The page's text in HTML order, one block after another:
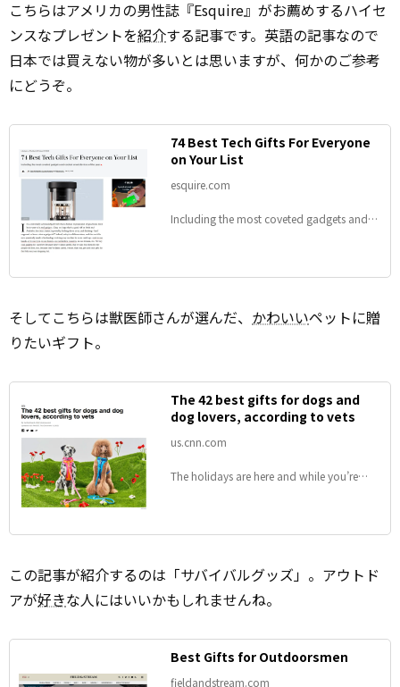
こちらはアメリカの男性誌『Esquire』がお薦めするハイセ
ンスなプレゼントを紹介する記事です。英語の記事なので
日本では買えない物が多いとは思いますが、何かのご参考
にどうぞ。
74 Best Tech Gifts For Everyone
on Your List
esquire.com
Including the most coveted gadgets and
そしてこちらは獣医師さんが選んだ、 かわいいペットに贈
りたいギフト。
The 42 best gifts for dogs and
dog lovers, according to vets
us.cnn.com
The holidays are here and while you’re
dogs big and small, young or old deserve
That’s why we talked to veterinarians and
to get dogs and their parents this year.
この記事が紹介するのは「サバイバルグッズ」。アウトド
アが好きな人にはいいかもしれませんね。
Best Gifts for Outdoorsmen
fieldandstream.com